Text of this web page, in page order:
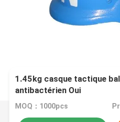
1.45kg casque tactique
antibactérien Oui
MOQ：1000pcs